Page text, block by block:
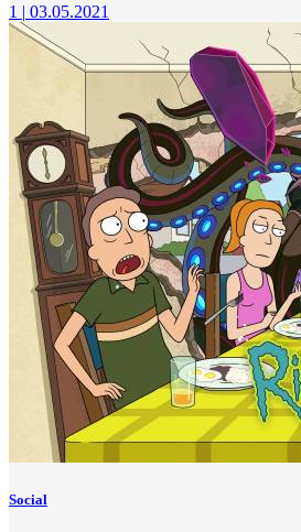
1 | 03.05.2021
Social